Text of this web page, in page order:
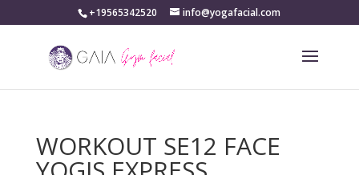
+19565342520 info@yogafacial.com
WORKOUT SE12 FACE